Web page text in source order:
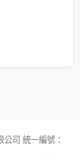
司 統一編號：